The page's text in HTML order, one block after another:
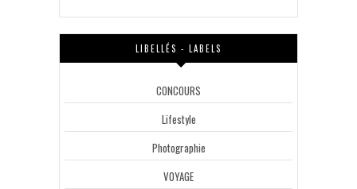
LIBELLÉS - LABELS
CONCOURS
Lifestyle
Photographie
VOYAGE